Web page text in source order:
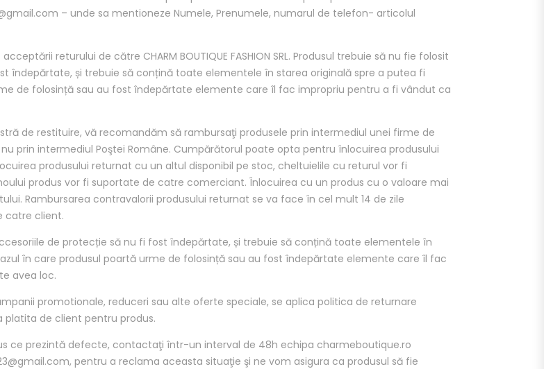
– unde sa mentioneze Numele, Prenumele, numarul de telefon- articolul
returului de către CHARM BOUTIQUE FASHION SRL. Produsul trebuie să nu fie folosit
îndepărtate, și trebuie să conțină toate elementele în starea originală spre a putea fi
de folosință sau au fost îndepărtate elemente care îl fac impropriu pentru a fi vândut ca
de restituire, vă recomandăm să rambursaţi produsele prin intermediul unei firme de
nu prin intermediul Poştei Române. Cumpărătorul poate opta pentru înlocuirea produsului
produsului returnat cu un altul disponibil pe stoc, cheltuielile cu returul vor fi
produs vor fi suportate de catre comerciant. Înlocuirea cu un produs cu o valoare mai
Rambursarea contravalorii produsului returnat se va face în cel mult 14 de zile
catre client.
de protecție să nu fi fost îndepărtate, și trebuie să conțină toate elementele în
în care produsul poartă urme de folosință sau au fost îndepărtate elemente care îl fac
avea loc.
promotionale, reduceri sau alte oferte speciale, se aplica politica de returnare
platita de client pentru produs.
ce prezintă defecte, contactaţi într-un interval de 48h echipa charmeboutique.ro
pentru a reclama aceasta situaţie şi ne vom asigura ca produsul să fie